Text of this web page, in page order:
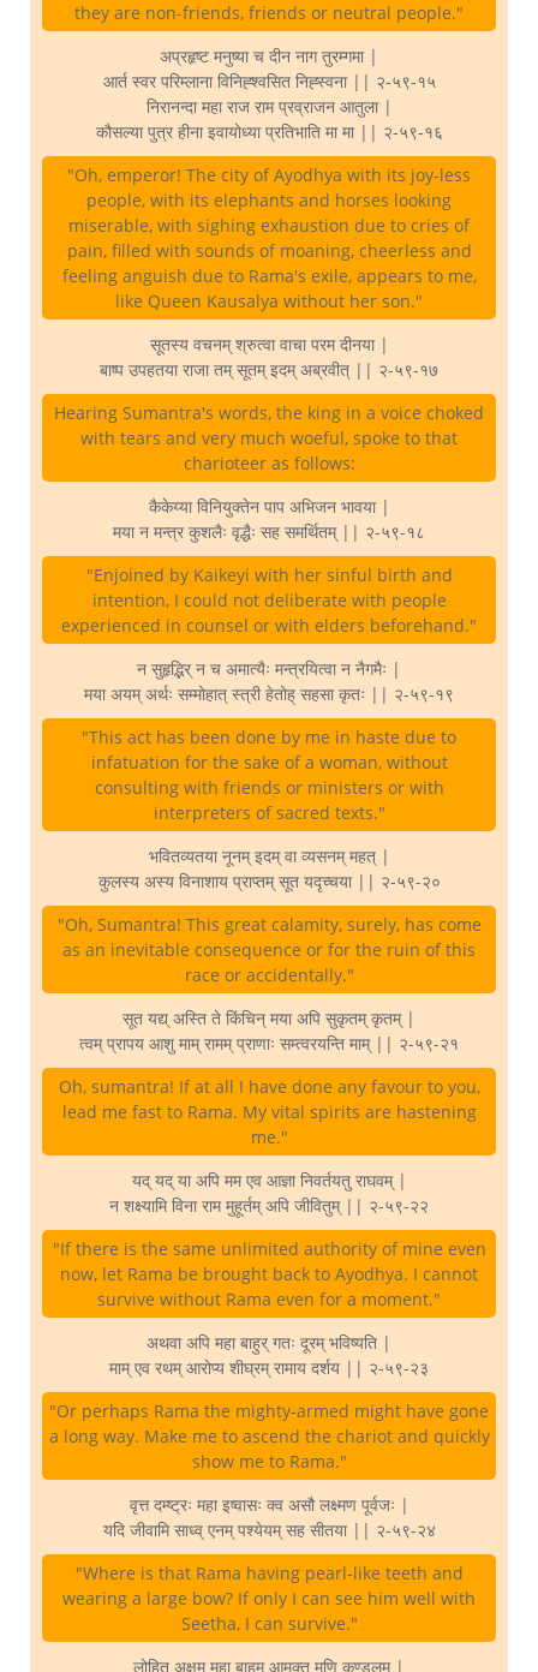
they are non-friends, friends or neutral people."
अप्रहृष्ट मनुष्या च दीन नाग तुरम्गमा |
आर्त स्वर परिम्लाना विनिह्श्वसित निह्स्वना || २-५९-१५
निरानन्दा महा राज राम प्रव्राजन आतुला |
कौसल्या पुत्र हीना इवायोध्या प्रतिभाति मा मा || २-५९-१६
"Oh, emperor! The city of Ayodhya with its joy-less
people, with its elephants and horses looking
miserable, with sighing exhaustion due to cries of
pain, filled with sounds of moaning, cheerless and
feeling anguish due to Rama's exile, appears to me,
like Queen Kausalya without her son."
सूतस्य वचनम् श्रुत्वा वाचा परम दीनया |
बाष्प उपहतया राजा तम् सूतम् इदम् अब्रवीत् || २-५९-१७
Hearing Sumantra's words, the king in a voice choked
with tears and very much woeful, spoke to that
charioteer as follows:
कैकेय्या विनियुक्तेन पाप अभिजन भावया |
मया न मन्त्र कुशलैः वृद्धैः सह समर्थितम् || २-५९-१८
"Enjoined by Kaikeyi with her sinful birth and
intention, I could not deliberate with people
experienced in counsel or with elders beforehand."
न सुहृद्भिर् न च अमात्यैः मन्त्रयित्वा न नैगमैः |
मया अयम् अर्थः सम्मोहात् स्त्री हेतोह् सहसा कृतः || २-५९-१९
"This act has been done by me in haste due to
infatuation for the sake of a woman, without
consulting with friends or ministers or with
interpreters of sacred texts."
भवितव्यतया नूनम् इदम् वा व्यसनम् महत् |
कुलस्य अस्य विनाशाय प्राप्तम् सूत यदृच्चया || २-५९-२०
"Oh, Sumantra! This great calamity, surely, has come
as an inevitable consequence or for the ruin of this
race or accidentally."
सूत यद्य् अस्ति ते किंचिन् मया अपि सुकृतम् कृतम् |
त्वम् प्रापय आशु माम् रामम् प्राणाः सम्त्वरयन्ति माम् || २-५९-२१
Oh, sumantra! If at all I have done any favour to you,
lead me fast to Rama. My vital spirits are hastening
me."
यद् यद् या अपि मम एव आज्ञा निवर्तयतु राघवम् |
न शक्ष्यामि विना राम मुहूर्तम् अपि जीवितुम् || २-५९-२२
"If there is the same unlimited authority of mine even
now, let Rama be brought back to Ayodhya. I cannot
survive without Rama even for a moment."
अथवा अपि महा बाहुर् गतः दूरम् भविष्यति |
माम् एव रथम् आरोप्य शीघ्रम् रामाय दर्शय || २-५९-२३
"Or perhaps Rama the mighty-armed might have gone
a long way. Make me to ascend the chariot and quickly
show me to Rama."
वृत्त दम्ष्ट्रः महा इष्वासः क्व असौ लक्ष्मण पूर्वजः |
यदि जीवामि साध्व् एनम् पश्येयम् सह सीतया || २-५९-२४
"Where is that Rama having pearl-like teeth and
wearing a large bow? If only I can see him well with
Seetha, I can survive."
लोहित अक्षम् महा बाहुम् आमुक्त मणि कुण्डलम् |